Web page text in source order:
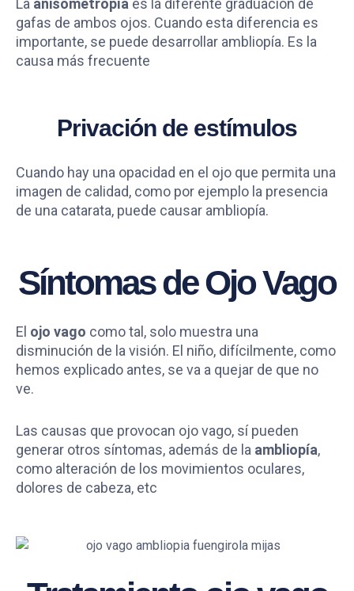
La anisometropía es la diferente graduación de
gafas de ambos ojos. Cuando esta diferencia es
importante, se puede desarrollar ambliopía. Es la
causa más frecuente
Privación de estímulos
Cuando hay una opacidad en el ojo que permita una
imagen de calidad, como por ejemplo la presencia
de una catarata, puede causar ambliopía.
Síntomas de Ojo Vago
El ojo vago como tal, solo muestra una
disminución de la visión. El niño, difícilmente, como
hemos explicado antes, se va a quejar de que no
ve.
Las causas que provocan ojo vago, sí pueden
generar otros síntomas, además de la ambliopía,
como alteración de los movimientos oculares,
dolores de cabeza, etc